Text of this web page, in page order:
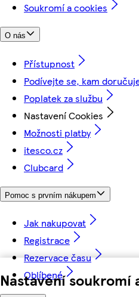
Nastavení soukromí
Soukromí a cookies
O nás
Přístupnost
Podívejte se, kam
Poplatek za službu
Nastavení Cookies
Možnosti platby
itesco.cz
Clubcard
Pomoc s prvním nákupem
Jak nakupovat
Registrace
Rezervace času
Oblíbené